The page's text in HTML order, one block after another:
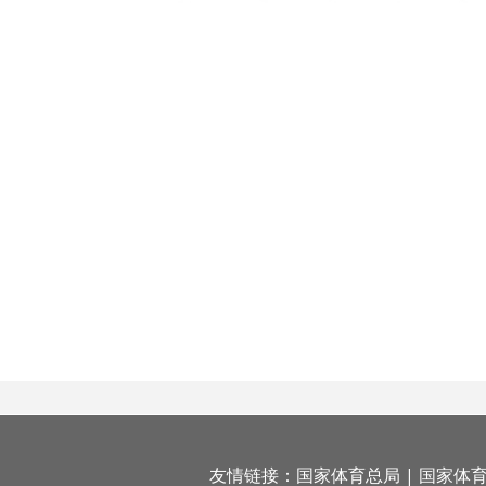
友情链接： 国家体育总局 | 国家体